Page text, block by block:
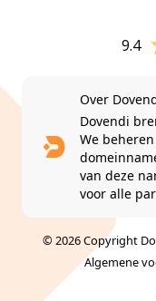
9.4
Over
Dovendi
We
van deze
voor alle
© 2026 Copyright
Algemene